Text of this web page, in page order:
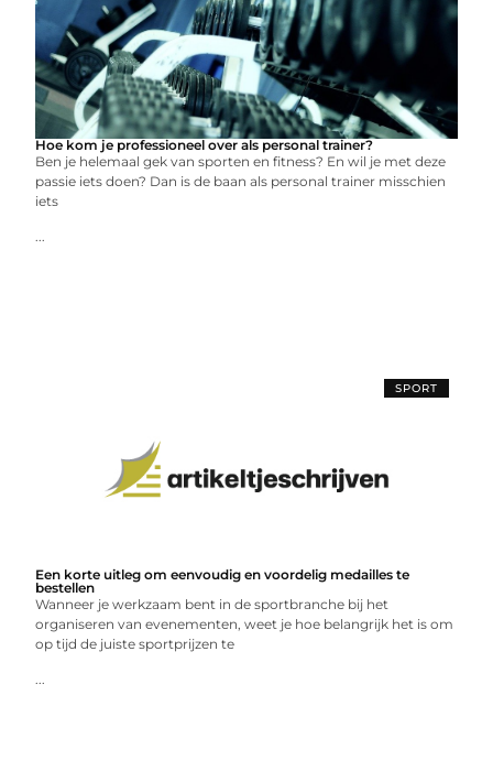
Hoe kom je professioneel over als personal trainer?
Ben je helemaal gek van sporten en fitness? En wil je met deze
passie iets doen? Dan is de baan als personal trainer misschien
iets
...
SPORT
Een korte uitleg om eenvoudig en voordelig medailles te
bestellen
Wanneer je werkzaam bent in de sportbranche bij het
organiseren van evenementen, weet je hoe belangrijk het is om
op tijd de juiste sportprijzen te
...